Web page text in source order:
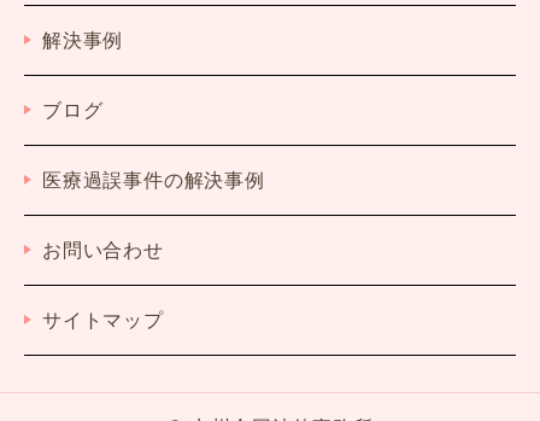
解決事例
ブログ
医療過誤事件の解決事例
お問い合わせ
サイトマップ